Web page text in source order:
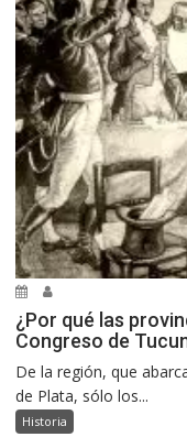
¿Por qué las
Congreso de
De la región, que
de Plata, sólo los...
Historia